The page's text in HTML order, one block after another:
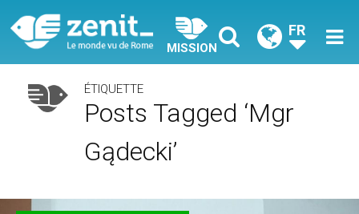
MISSION
FR
ÉTIQUETTE
Posts Tagged ‘Mgr
Gądecki’